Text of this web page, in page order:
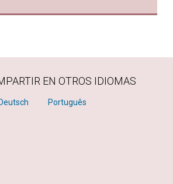
EN OTROS IDIOMAS
Deutsch Português